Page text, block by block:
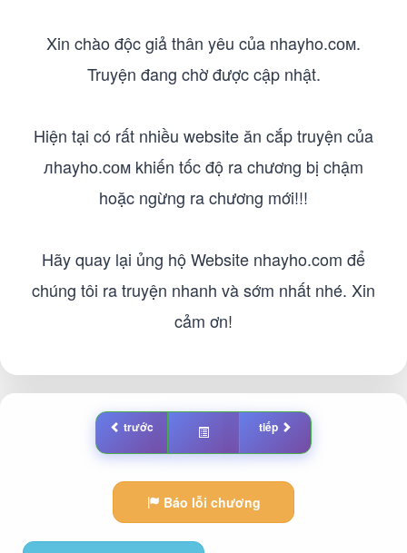
Xin chào độc giả thân yêu của nhayho.cом.
Truyện đang chờ được cập nhật.
Hiện tại có rất nhiều website ăn cắp truyện của
лhayho.cом khiến tốc độ ra chương bị chậm
hoặc ngừng ra chương mới!!!
Hãy quay lại ủng hộ Website nhayho.com để
chúng tôi ra truyện nhanh và sớm nhất nhé. Xin
cảm ơn!
trước tiếp
Báo lỗi chương